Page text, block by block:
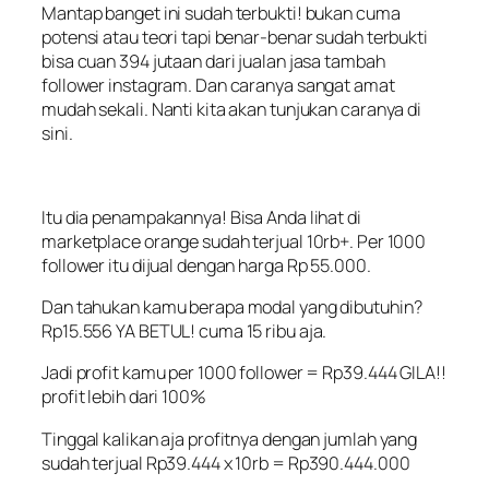
Mantap banget ini sudah terbukti! bukan cuma
potensi atau teori tapi benar-benar sudah terbukti
bisa cuan 394 jutaan dari jualan jasa tambah
follower instagram. Dan caranya sangat amat
mudah sekali. Nanti kita akan tunjukan caranya di
sini.
Itu dia penampakannya! Bisa Anda lihat di
marketplace orange sudah terjual 10rb+. Per 1000
follower itu dijual dengan harga Rp 55.000.
Dan tahukan kamu berapa modal yang dibutuhin?
Rp15.556 YA BETUL! cuma 15 ribu aja.
Jadi profit kamu per 1000 follower = Rp39.444 GILA!!
profit lebih dari 100%
Tinggal kalikan aja profitnya dengan jumlah yang
sudah terjual Rp39.444 x 10rb = Rp390.444.000